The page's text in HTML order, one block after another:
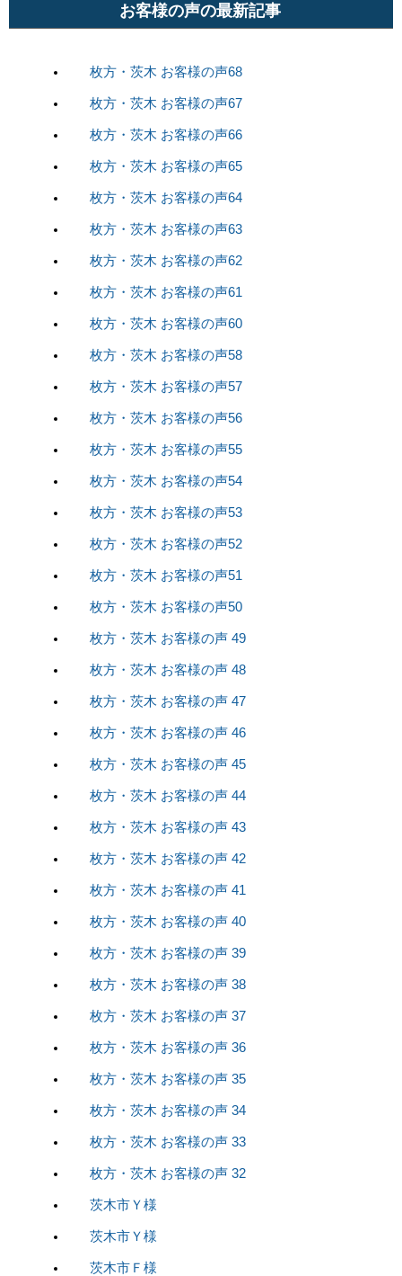
お客様の声の最新記事
枚方・茨木 お客様の声68
枚方・茨木 お客様の声67
枚方・茨木 お客様の声66
枚方・茨木 お客様の声65
枚方・茨木 お客様の声64
枚方・茨木 お客様の声63
枚方・茨木 お客様の声62
枚方・茨木 お客様の声61
枚方・茨木 お客様の声60
枚方・茨木 お客様の声58
枚方・茨木 お客様の声57
枚方・茨木 お客様の声56
枚方・茨木 お客様の声55
枚方・茨木 お客様の声54
枚方・茨木 お客様の声53
枚方・茨木 お客様の声52
枚方・茨木 お客様の声51
枚方・茨木 お客様の声50
枚方・茨木 お客様の声 49
枚方・茨木 お客様の声 48
枚方・茨木 お客様の声 47
枚方・茨木 お客様の声 46
枚方・茨木 お客様の声 45
枚方・茨木 お客様の声 44
枚方・茨木 お客様の声 43
枚方・茨木 お客様の声 42
枚方・茨木 お客様の声 41
枚方・茨木 お客様の声 40
枚方・茨木 お客様の声 39
枚方・茨木 お客様の声 38
枚方・茨木 お客様の声 37
枚方・茨木 お客様の声 36
枚方・茨木 お客様の声 35
枚方・茨木 お客様の声 34
枚方・茨木 お客様の声 33
枚方・茨木 お客様の声 32
茨木市Ｙ様
茨木市Ｙ様
茨木市Ｆ様